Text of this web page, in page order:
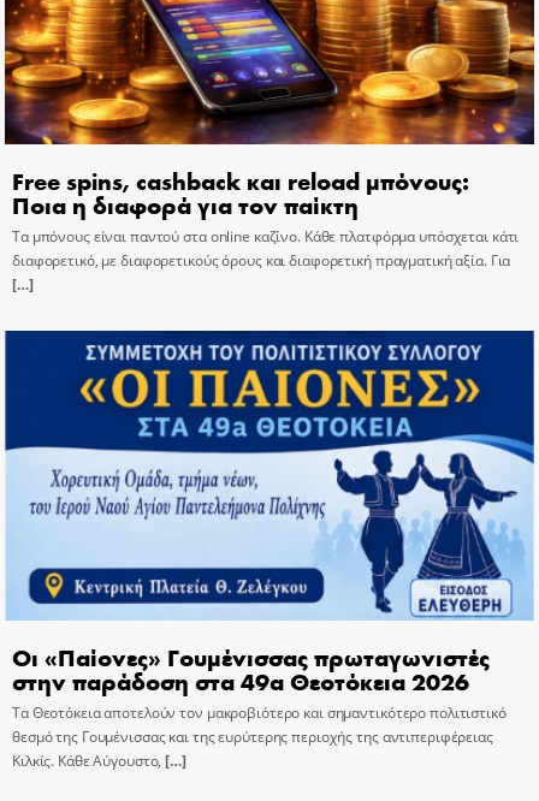
Free spins, cashback και reload μπόνους:
Ποια η διαφορά για τον παίκτη
Τα μπόνους είναι παντού στα online καζίνο. Κάθε πλατφόρμα υπόσχεται κάτι
διαφορετικό, με διαφορετικούς όρους και διαφορετική πραγματική αξία. Για
[…]
Οι «Παίονες» Γουμένισσας πρωταγωνιστές
στην παράδοση στα 49α Θεοτόκεια 2026
Τα Θεοτόκεια αποτελούν τον μακροβιότερο και σημαντικότερο πολιτιστικό
θεσμό της Γουμένισσας και της ευρύτερης περιοχής της αντιπεριφέρειας
Κιλκίς. Κάθε Αύγουστο, […]